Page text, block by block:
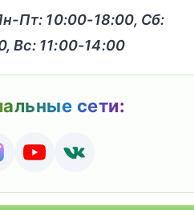
Пт: 10:00-18:00, Сб:
Вс: 11:00-14:00
сети: